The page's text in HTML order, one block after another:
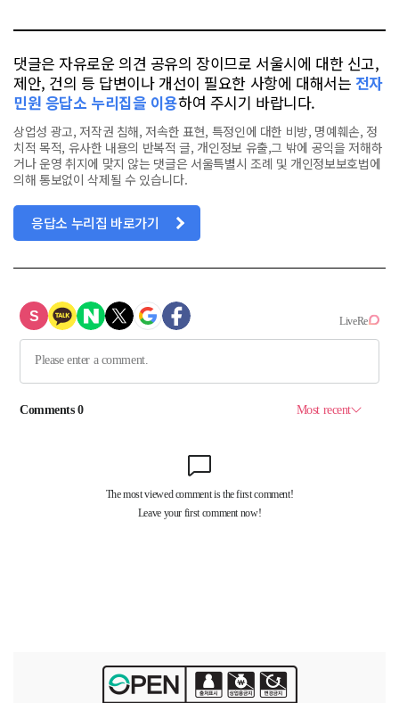
댓글은 자유로운 의견 공유의 장이므로 서울시에 대한 신고,
제안, 건의 등 답변이나 개선이 필요한 사항에 대해서는 전자
민원 응답소 누리집을 이용하여 주시기 바랍니다.
상업성 광고, 저작권 침해, 저속한 표현, 특정인에 대한 비방, 명예훼손, 정
치적 목적, 유사한 내용의 반복적 글, 개인정보 유출,그 밖에 공익을 저해하
거나 운영 취지에 맞지 않는 댓글은 서울특별시 조례 및 개인정보보호법에
의해 통보없이 삭제될 수 있습니다.
응답소 누리집 바로가기